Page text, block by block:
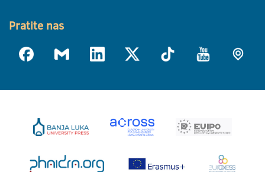
Pratite nas